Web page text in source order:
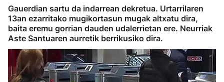
Eguraldia
Gauerdian sartu da indarrean dekretua. Urtarrilaren
13an ezarritako mugikortasun mugak altxatu dira,
baita eremu gorrian dauden udalerrietan ere. Neurriak
Aste Santuaren aurretik berrikusiko dira.